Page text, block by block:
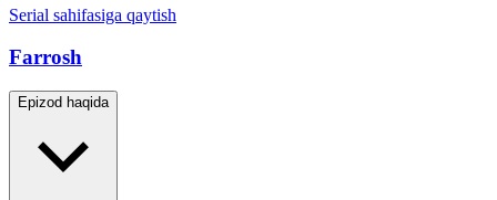
Serial sahifasiga qaytish
Farrosh
Epizod haqida